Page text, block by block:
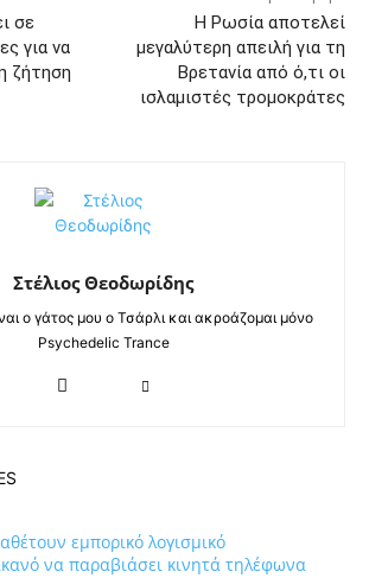
σε
για να
ζήτηση
Η Ρωσία αποτελεί
μεγαλύτερη απειλή για τη
Βρετανία από ό,τι οι
ισλαμιστές τρομοκράτες
Στέλιος Θεοδωρίδης
ο γάτος μου ο Τσάρλι και ακροάζομαι μόνο
Psychedelic Trance
εμπορικό λογισμικό
να παραβιάσει κινητά τηλέφωνα